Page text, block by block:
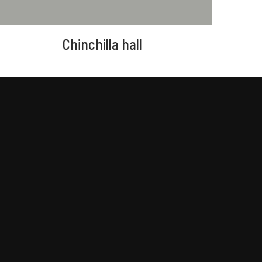
Chinchilla hall